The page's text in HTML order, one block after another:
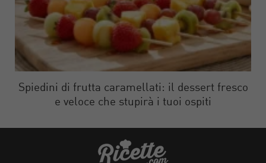
Spiedini di frutta caramellati: il dessert fresco
e veloce che stupirà i tuoi ospiti